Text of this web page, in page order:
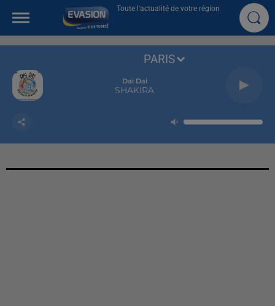
Toute l'actualité de votre région
Dai Dai
SHAKIRA
PARIS